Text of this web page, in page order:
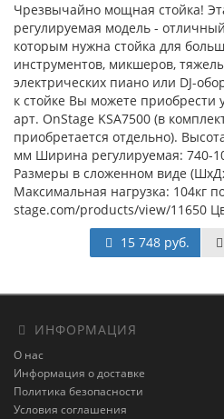
Чрезвычайно мощная стойка!
регулируемая модель -
которым нужна стойка для
инструментов, микшеров,
электрических пиано или DJ-
к стойке Вы можете приобрести
арт. OnStage KSA7500 (в
приобретается отдельно).
мм Ширина регулируемая: 740-
Размеры в сложенном виде
Максимальная нагрузка: 104кг
stage.com/products/view/11650
15 748 руб.
ИНФОРМАЦИЯ
О нас
Информация о доставке
Политика безопасности
Условия соглашения